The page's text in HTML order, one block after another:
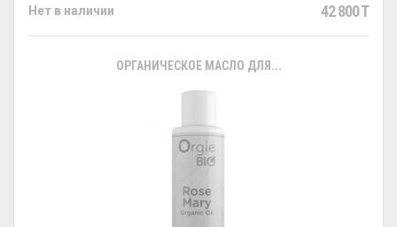
Нет в наличии 42 800 T
ОРГАНИЧЕСКОЕ МАСЛО ДЛЯ...